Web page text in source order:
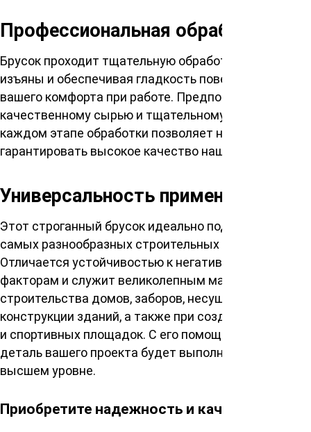
Профессиональная обработка
Брусок проходит тщательную обработку, исключая
изъяны и обеспечивая гладкость поверхностей для
вашего комфорта при работе. Предпочтение
качественному сырью и тщательному контролю на
каждом этапе обработки позволяет нам
гарантировать высокое качество нашего продукта.
Универсальность применения
Этот строганный брусок идеально подходит для
самых разнообразных строительных нужд.
Отличается устойчивостью к негативным внешним
факторам и служит великолепным материалом для
строительства домов, заборов, несущих балок в
конструкции зданий, а также при создании детских
и спортивных площадок. С его помощью, каждая
деталь вашего проекта будет выполнена на
высшем уровне.
Приобретите надежность и качество